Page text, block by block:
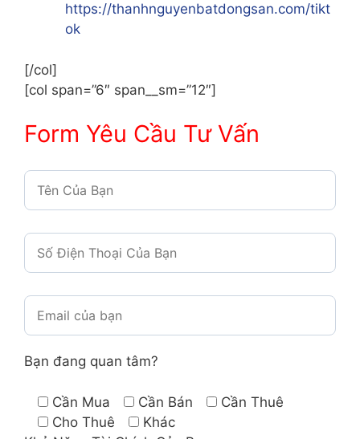
https://thanhnguyenbatdongsan.com/tikt
ok
[/col]
[col span=”6″ span__sm=”12″]
Form Yêu Cầu Tư Vấn
Bạn đang quan tâm?
Cần Mua Cần Bán
Cần Thuê
Cho Thuê
Khác